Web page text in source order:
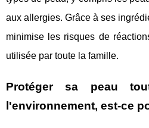
aux allergies. Grâce à ses
minimise les risques de
utilisée par toute la famille.
Protéger sa peau
l'environnement, est-ce